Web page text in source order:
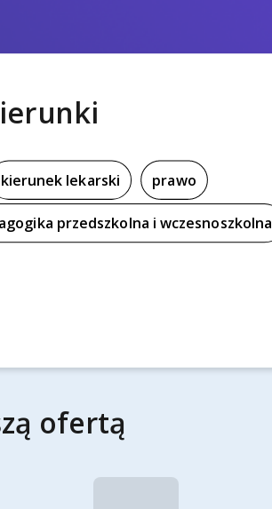
kierunek lekarski prawo
przedszkolna i wczesnoszkolna
ofertą